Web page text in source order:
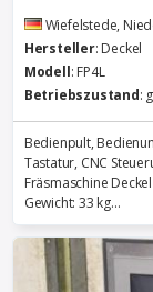
Wiefelstede,
Hersteller: Deckel
Modell: FP4L
Betriebszustand:
Bedienpult,
Tastatur, CNC
Fräsmaschine
Gewicht: 33 kg...